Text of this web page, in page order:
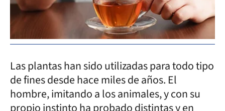
Las plantas han sido utilizadas para todo tipo
de fines desde hace miles de años. El
hombre, imitando a los animales, y con su